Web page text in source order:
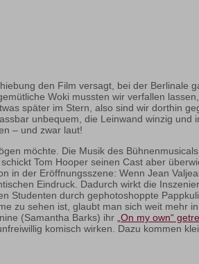
den Film versagt, bei der Berlinale
Woki mussten wir verfallen
später im Stern, also sind wir dorthin
unbequem, die Leinwand winzig und
– und zwar laut!
möchte. Die Musik des
Tom Hooper seinen Cast aber
in der Eröffnungsszene: Wenn Jean
Eindruck. Dadurch wirkt die
durch gephotoshoppte
zu sehen ist, glaubt man sich weit mehr
(Samantha Barks) ihr „On my own“
komisch wirken. Dazu kommen